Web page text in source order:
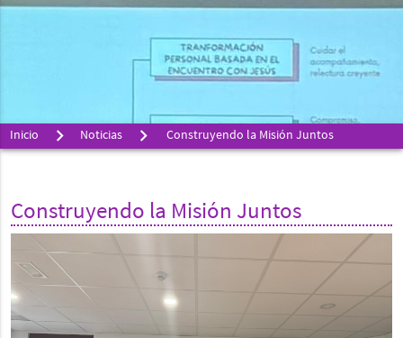
Inicio Noticias Construyendo la Misión Juntos
Construyendo la Misión Juntos